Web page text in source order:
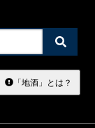
検
索
る
「地酒」とは？